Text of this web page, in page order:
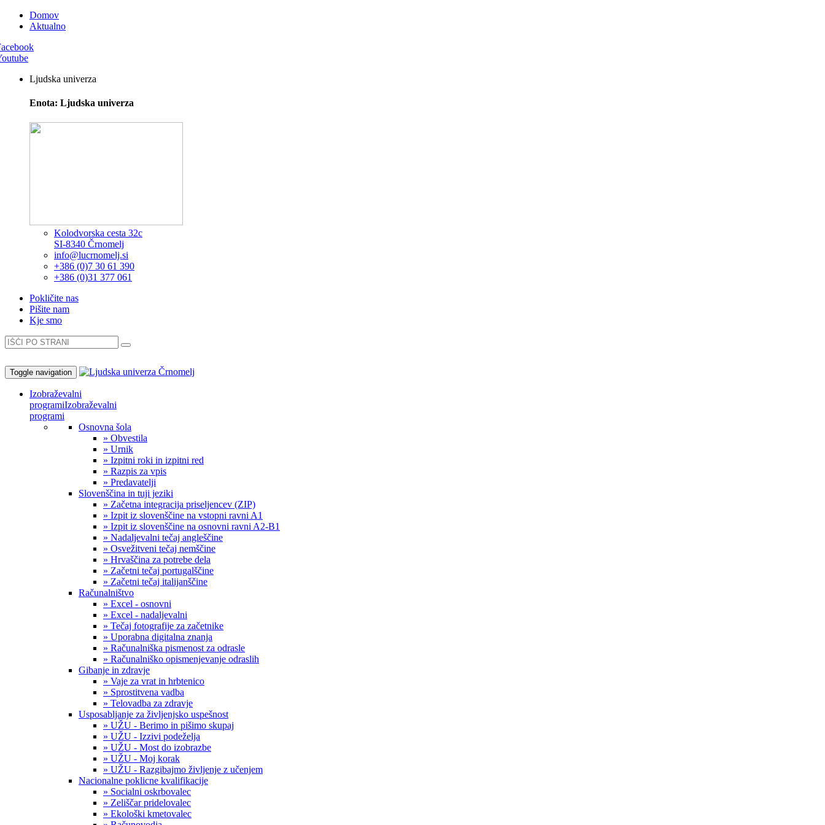
Domov
Aktualno
Ljudska univerza
Enota: Ljudska univerza
Kolodvorska cesta 32c
SI-8340 Črnomelj
info@lucrnomelj.si
+386 (0)7 30 61 390
+386 (0)31 377 061
Pokličite nas
Pišite nam
Kje smo
Toggle navigation
Izobraževalni
programiIzobraževalni
programi
Osnovna šola
» Obvestila
» Urnik
» Izpitni roki in izpitni red
» Razpis za vpis
» Predavatelji
Slovenščina in tuji jeziki
» Začetna integracija priseljencev (ZIP)
» Izpit iz slovenščine na vstopni ravni A1
» Izpit iz slovenščine na osnovni ravni A2-B1
» Nadaljevalni tečaj angleščine
» Osvežitveni tečaj nemščine
» Hrvaščina za potrebe dela
» Začetni tečaj portugalščine
» Začetni tečaj italijanščine
Računalništvo
» Excel - osnovni
» Excel - nadaljevalni
» Tečaj fotografije za začetnike
» Uporabna digitalna znanja
» Računalniška pismenost za odrasle
» Računalniško opismenjevanje odraslih
Gibanje in zdravje
» Vaje za vrat in hrbtenico
» Sprostitvena vadba
» Telovadba za zdravje
Usposabljanje za življenjsko uspešnost
» UŽU - Berimo in pišimo skupaj
» UŽU - Izzivi podeželja
» UŽU - Most do izobrazbe
» UŽU - Moj korak
» UŽU - Razgibajmo življenje z učenjem
Nacionalne poklicne kvalifikacije
» Socialni oskrbovalec
» Zeliščar pridelovalec
» Ekološki kmetovalec